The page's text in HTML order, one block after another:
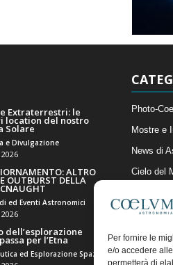
Per fornire le
e/o accedere
permetterà di
Extraterrestri: le
location del nostro
Solare
e Divulgazione
ALTRO
OUTBURST DELLA
ed Eventi Astronomici
dell’esplorazione
per l’Etna
Photo-
Mostre e
News di
Cielo del
Articoli e
Il Blog